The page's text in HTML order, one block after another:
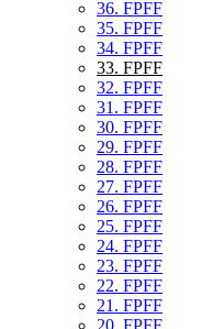
36. FPFF
35. FPFF
34. FPFF
33. FPFF
32. FPFF
31. FPFF
30. FPFF
29. FPFF
28. FPFF
27. FPFF
26. FPFF
25. FPFF
24. FPFF
23. FPFF
22. FPFF
21. FPFF
20. FPFF